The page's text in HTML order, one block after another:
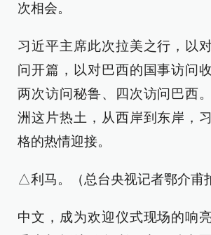
次相会。
习近平主席此次拉美之行，以
问开篇，以对巴西的国事访问
两次访问秘鲁、四次访问巴西
洲这片热土，从西岸到东岸，
格的热情迎接。
△利马。（总台央视记者鄂介甫
中文，成为欢迎仪式现场的响